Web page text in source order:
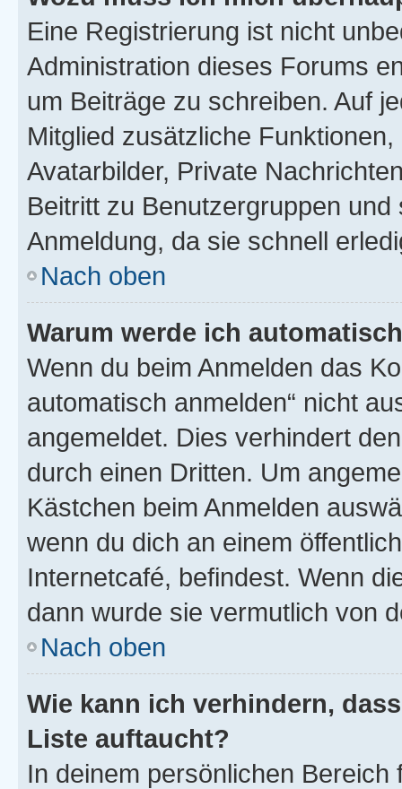
Eine Registrierung ist nicht
Administration dieses Forums
um Beiträge zu schreiben. Auf
Mitglied zusätzliche
Avatarbilder, Private
Beitritt zu Benutzergruppen
Anmeldung, da sie schnell
Nach oben
Warum werde ich
Wenn du beim Anmelden das
automatisch anmelden“ nicht
angemeldet. Dies verhindert
durch einen Dritten. Um
Kästchen beim Anmelden
wenn du dich an einem
Internetcafé, befindest. Wenn
dann wurde sie vermutlich von
Nach oben
Wie kann ich verhindern,
Liste auftaucht?
In deinem persönlichen